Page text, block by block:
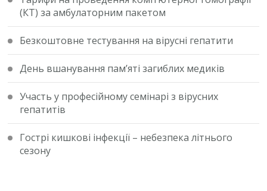
(КТ) за амбулаторним пакетом
Безкоштовне тестування на вірусні гепатити
День вшанування пам’яті загиблих медиків
Участь у професійному семінарі з вірусних
гепатитів
Гострі кишкові інфекції – небезпека літнього
сезону